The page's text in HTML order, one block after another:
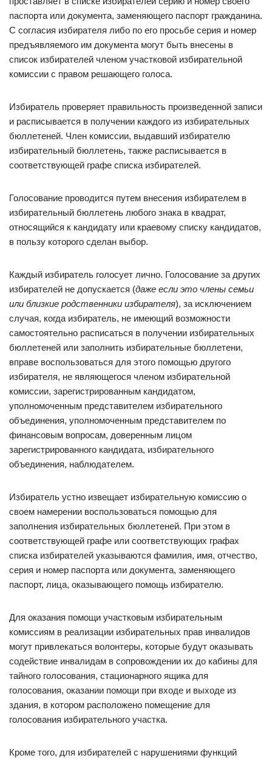
паспорта или документа, заменяющего паспорт гражданина.
С согласия избирателя либо по его просьбе серия и номер
предъявляемого им документа могут быть внесены в
список избирателей членом участковой избирательной
комиссии с правом решающего голоса.
Избиратель проверяет правильность произведенной записи
и расписывается в получении каждого из избирательных
бюллетеней. Член комиссии, выдавший избирателю
избирательный бюллетень, также расписывается в
соответствующей графе списка избирателей.
Голосование проводится путем внесения избирателем в
избирательный бюллетень любого знака в квадрат,
относящийся к кандидату или краевому списку кандидатов,
в пользу которого сделан выбор.
Каждый избиратель голосует лично. Голосование за других
избирателей не допускается (даже если это члены семьи
или близкие родственники избирателя), за исключением
случая, когда избиратель, не имеющий возможности
самостоятельно расписаться в получении избирательных
бюллетеней или заполнить избирательные бюллетени,
вправе воспользоваться для этого помощью другого
избирателя, не являющегося членом избирательной
комиссии, зарегистрированным кандидатом,
уполномоченным представителем избирательного
объединения, уполномоченным представителем по
финансовым вопросам, доверенным лицом
зарегистрированного кандидата, избирательного
объединения, наблюдателем.
Избиратель устно извещает избирательную комиссию о
своем намерении воспользоваться помощью для
заполнения избирательных бюллетеней. При этом в
соответствующей графе или соответствующих графах
списка избирателей указываются фамилия, имя, отчество,
серия и номер паспорта или документа, заменяющего
паспорт, лица, оказывающего помощь избирателю.
Для оказания помощи участковым избирательным
комиссиям в реализации избирательных прав инвалидов
могут привлекаться волонтеры, которые будут оказывать
содействие инвалидам в сопровождении их до кабины для
тайного голосования, стационарного ящика для
голосования, оказании помощи при входе и выходе из
здания, в котором расположено помещение для
голосования избирательного участка.
Кроме того, для избирателей с нарушениями функций